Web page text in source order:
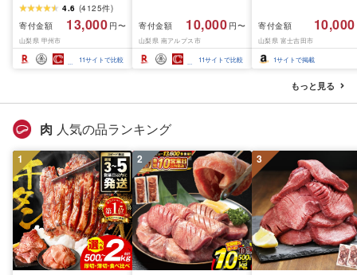
スカット 約1.3kg 2〜3
房[2026年発送]
(MG)B12-472 FN-
Limited-VO シャインマ
スカット フルーツ
4.6 (4125件)
寄付金額
13,000 円〜
山梨県 甲州市
11サイトで比較
先行予約]南アルプス市
産シャインマスカット
1.2kg以上(2〜3房)ふる
さと納税 おすすめ 山梨
県 南アルプス市 送料無
寄付金額 10,000 円〜
山梨県 南アルプス市
11サイトで比較
月前半(1〜15日)から
月下旬までの発送) フ
ーツ ぶどう 果物 山梨
産 2026 旬 大粒 高級
寄付金額 10,000
山梨県 富士吉田市
1サイトで掲載
もっと見る
肉 人気の品ランキング
1 2 3